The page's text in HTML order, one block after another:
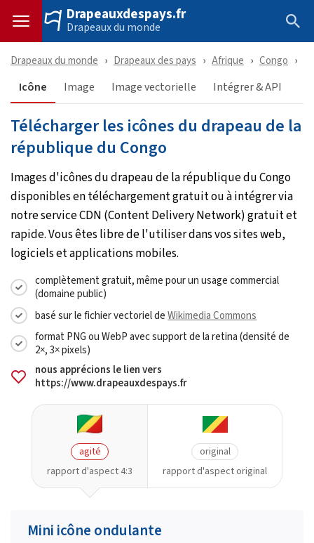
Drapeauxdespays.fr
Drapeaux du monde
Drapeaux du monde Drapeaux des pays Afrique Congo
Icône Image Image vectorielle Intégrer & API
Télécharger les icônes du drapeau de la
république du Congo
Images d'icônes du drapeau de la république du Congo
disponibles en téléchargement gratuit ou à intégrer via
notre service CDN (Content Delivery Network) gratuit et
rapide. Vous êtes libre de l'utiliser dans vos sites web,
logiciels et applications mobiles.
complètement gratuit, même pour un usage commercial
(domaine public)
basé sur le fichier vectoriel deWikimedia Commons
format PNG ou WebP avec support de la retina (densité de
2×, 3× pixels)
nous apprécions le lien vers
https://www.drapeauxdespays.fr
agité
rapport d'aspect 4:3
original
rapport d'aspect original
Mini icône ondulante